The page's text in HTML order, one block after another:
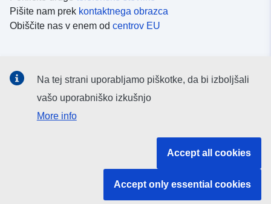
Pišite nam prek kontaktnega obrazca
Obiščite nas v enem od centrov EU
Iskanje podružbenih medijih EU
Na tej strani uporabljamo piškotke, da bi izboljšali
vašo uporabniško izkušnjo
More info
Accept all cookies
Accept only essential cookies